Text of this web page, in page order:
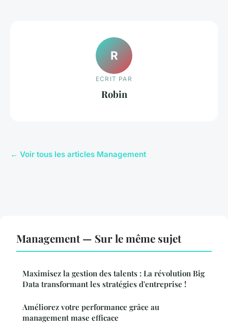
R
ECRIT PAR
Robin
← Voir tous les articles Management
Management — Sur le même sujet
Maximisez la gestion des talents : La révolution Big
Data transformant les stratégies d'entreprise !
Améliorez votre performance grâce au
management mase efficace